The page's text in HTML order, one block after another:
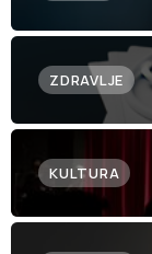
ZDRAVLJE
KULTURA